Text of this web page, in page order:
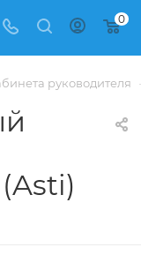
0
руководителя